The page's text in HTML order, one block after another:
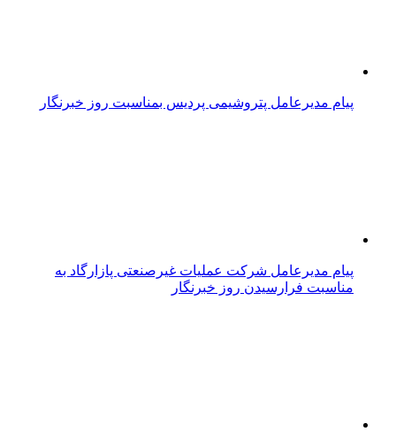
پیام مدیرعامل پتروشیمی پردیس بمناسبت روز خبرنگار
پیام مدیرعامل شرکت عملیات غیرصنعتی پازارگاد به
مناسبت فرارسیدن روز خبرنگار